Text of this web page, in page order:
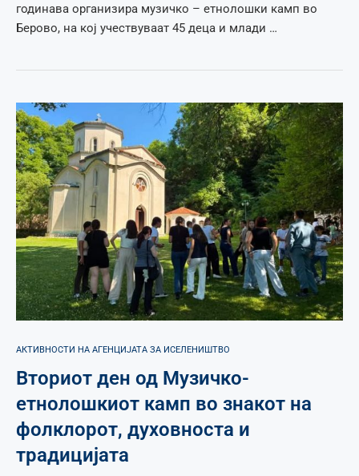
годинава организира музичко – етнолошки камп во
Берово, на кој учествуваат 45 деца и млади …
АКТИВНОСТИ НА АГЕНЦИЈАТА ЗА ИСЕЛЕНИШТВО
Вториот ден од Музичко-
етнолошкиот камп во знакот на
фолклорот, духовноста и
традицијата